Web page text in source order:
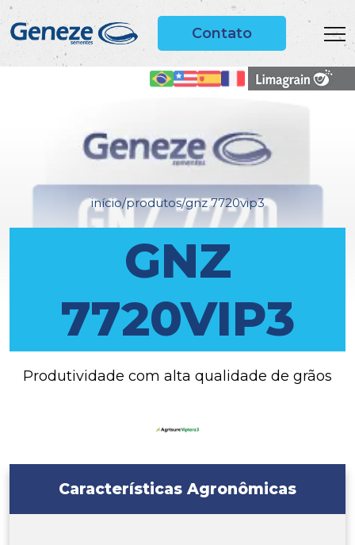
Contato
início/produtos/gnz 7720vip3
GNZ
7720VIP3
Produtividade com alta qualidade de grãos
Características Agronômicas